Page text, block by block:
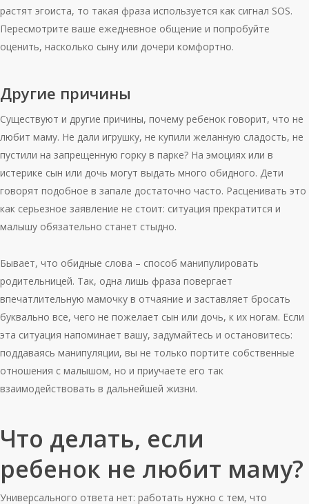
растят эгоиста, то такая фраза используется как сигнал SOS.
Пересмотрите ваше ежедневное общение и попробуйте
оценить, насколько сыну или дочери комфортно.
Другие причины
Существуют и другие причины, почему ребенок говорит, что не
любит маму. Не дали игрушку, не купили желанную сладость, не
пустили на запрещенную горку в парке? На эмоциях или в
истерике сын или дочь могут выдать много обидного. Дети
говорят подобное в запале достаточно часто. Расценивать это
как серьезное заявление не стоит: ситуация прекратится и
малышу обязательно станет стыдно.
Бывает, что обидные слова – способ манипулировать
родительницей. Так, одна лишь фраза повергает
впечатлительную мамочку в отчаяние и заставляет бросать
буквально все, чего не пожелает сын или дочь, к их ногам. Если
эта ситуация напоминает вашу, задумайтесь и остановитесь:
поддаваясь манипуляции, вы не только портите собственные
отношения с малышом, но и приучаете его так
взаимодействовать в дальнейшей жизни.
Что делать, если
ребенок не любит маму?
Универсального ответа нет: работать нужно с тем, что